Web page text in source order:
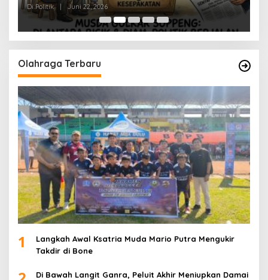
Di Politik | Juni 22, 2026
Olahraga Terbaru
1
Langkah Awal Ksatria Muda Mario Putra Mengukir
Takdir di Bone
Di Bawah Langit Ganra, Peluit Akhir Meniupkan Damai